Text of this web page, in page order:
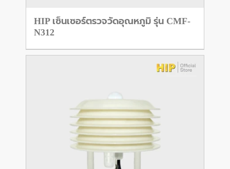
HIP เซ็นเซอร์ตรวจวัดอุณหภูมิ รุ่น CMF-
N312